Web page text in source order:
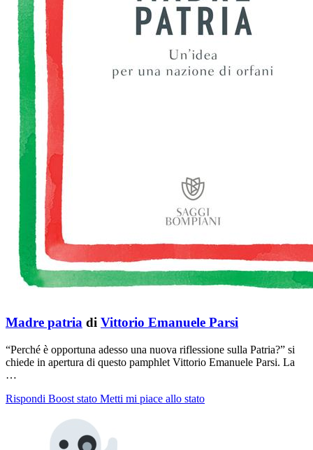
Madre patria di Vittorio Emanuele Parsi
“Perché è opportuna adesso una nuova riflessione sulla Patria?” si
chiede in apertura di questo pamphlet Vittorio Emanuele Parsi. La
…
Rispondi Boost stato Metti mi piace allo stato